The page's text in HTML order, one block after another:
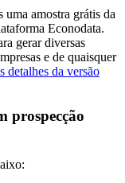
uma amostra grátis da
Econodata.
gerar diversas
e de quaisquer
detalhes da versão
prospecção